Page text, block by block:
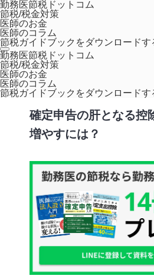
勤務医節税ドットコム
節税/税金対策
医師のお金
医師のコラム
節税ガイドブックをダウンロードす
勤務医節税ドットコム
節税/税金対策
医師のお金
医師のコラム
節税ガイドブックをダウンロードす
ホーム コラム 確定申告の肝となる控
確定申告
確定申告の肝となる控
増やすには？